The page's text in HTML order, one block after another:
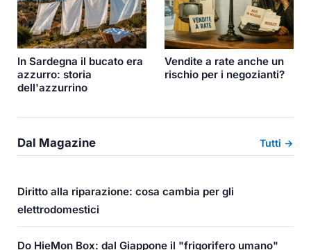
In Sardegna il bucato era
azzurro: storia
dell'azzurrino
Vendite a rate anche un
rischio per i negozianti?
Dal Magazine Tutti →
Diritto alla riparazione: cosa cambia per gli
elettrodomestici
Do HieMon Box: dal Giappone il "frigorifero umano"